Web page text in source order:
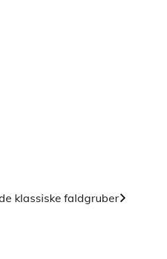
klassiske faldgruber